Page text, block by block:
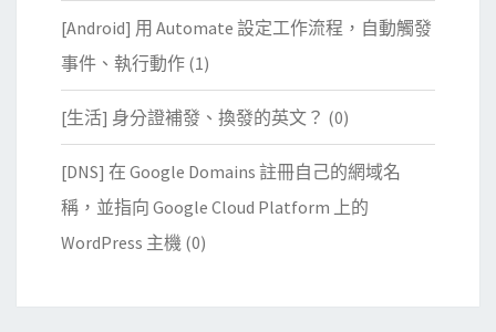
[Android] 用 Automate 設定工作流程，自動觸發
事件、執行動作 (1)
[生活] 身分證補發、換發的英文？ (0)
[DNS] 在 Google Domains 註冊自己的網域名
稱，並指向 Google Cloud Platform 上的
WordPress 主機 (0)